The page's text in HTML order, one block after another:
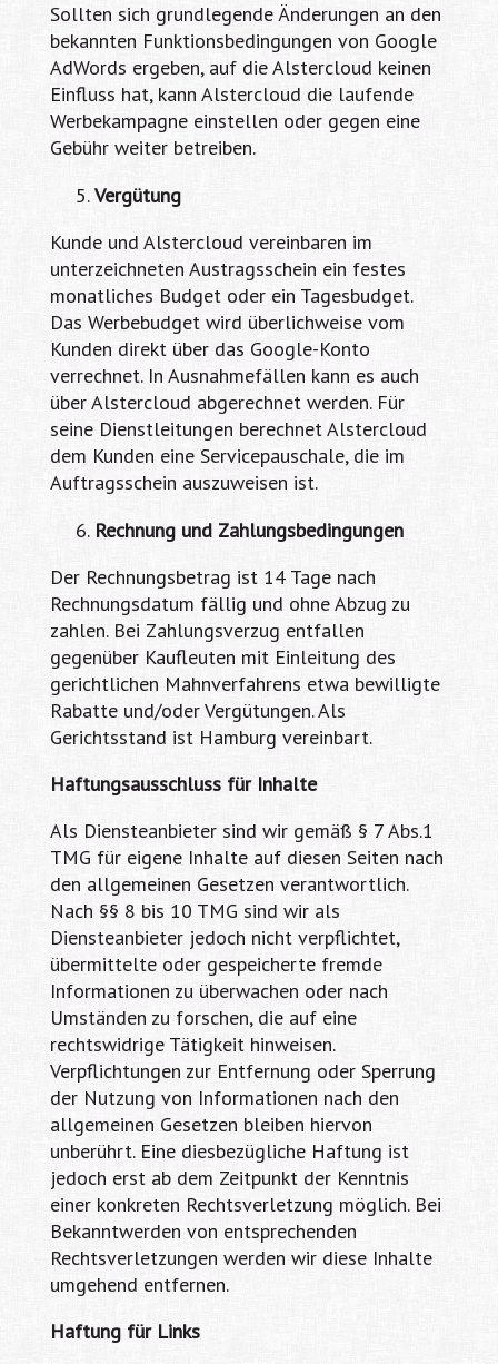
Sollten sich grundlegende Änderungen an den
bekannten Funktionsbedingungen von Google
AdWords ergeben, auf die Alstercloud keinen
Einfluss hat, kann Alstercloud die laufende
Werbekampagne einstellen oder gegen eine
Gebühr weiter betreiben.
Vergütung
Kunde und Alstercloud vereinbaren im
unterzeichneten Austragsschein ein festes
monatliches Budget oder ein Tagesbudget.
Das Werbebudget wird überlichweise vom
Kunden direkt über das Google-Konto
verrechnet. In Ausnahmefällen kann es auch
über Alstercloud abgerechnet werden. Für
seine Dienstleitungen berechnet Alstercloud
dem Kunden eine Servicepauschale, die im
Auftragsschein auszuweisen ist.
Rechnung und Zahlungsbedingungen
Der Rechnungsbetrag ist 14 Tage nach
Rechnungsdatum fällig und ohne Abzug zu
zahlen. Bei Zahlungsverzug entfallen
gegenüber Kaufleuten mit Einleitung des
gerichtlichen Mahnverfahrens etwa bewilligte
Rabatte und/oder Vergütungen. Als
Gerichtsstand ist Hamburg vereinbart.
Haftungsausschluss für Inhalte
Als Diensteanbieter sind wir gemäß § 7 Abs.1
TMG für eigene Inhalte auf diesen Seiten nach
den allgemeinen Gesetzen verantwortlich.
Nach §§ 8 bis 10 TMG sind wir als
Diensteanbieter jedoch nicht verpflichtet,
übermittelte oder gespeicherte fremde
Informationen zu überwachen oder nach
Umständen zu forschen, die auf eine
rechtswidrige Tätigkeit hinweisen.
Verpflichtungen zur Entfernung oder Sperrung
der Nutzung von Informationen nach den
allgemeinen Gesetzen bleiben hiervon
unberührt. Eine diesbezügliche Haftung ist
jedoch erst ab dem Zeitpunkt der Kenntnis
einer konkreten Rechtsverletzung möglich. Bei
Bekanntwerden von entsprechenden
Rechtsverletzungen werden wir diese Inhalte
umgehend entfernen.
Haftung für Links